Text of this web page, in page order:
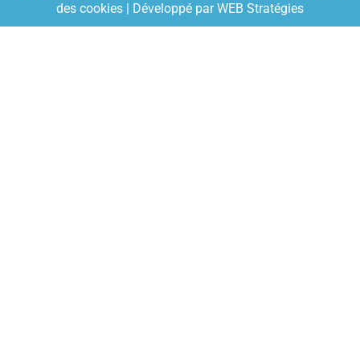
des cookies | Développé parWEB Stratégies